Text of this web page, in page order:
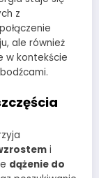
z
ale również
w kontekście
i
dążenie do